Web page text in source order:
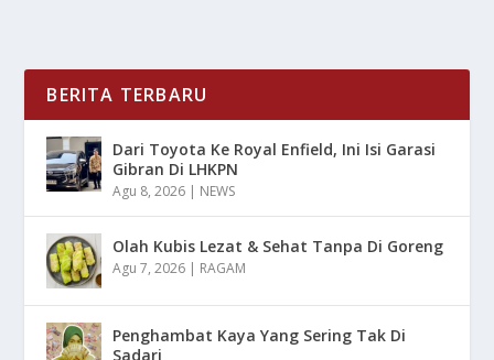
BERITA TERBARU
Dari Toyota Ke Royal Enfield, Ini Isi Garasi
Gibran Di LHKPN
Agu 8, 2026 | NEWS
Olah Kubis Lezat & Sehat Tanpa Di Goreng
Agu 7, 2026 | RAGAM
Penghambat Kaya Yang Sering Tak Di
Sadari